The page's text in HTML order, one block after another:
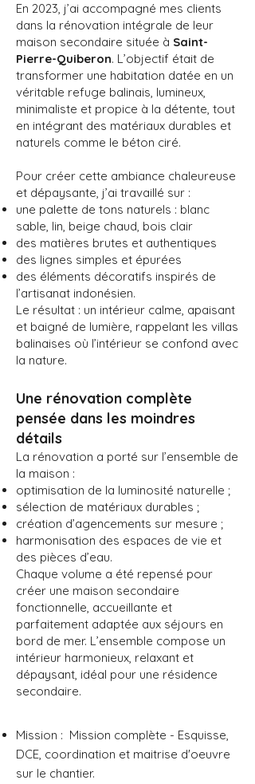
En 2023, j’ai accompagné mes clients
dans la rénovation intégrale de leur
maison secondaire située à Saint-
Pierre-Quiberon. L’objectif était de
transformer une habitation datée en un
véritable refuge balinais, lumineux,
minimaliste et propice à la détente, tout
en intégrant des matériaux durables et
naturels comme le béton ciré.
Pour créer cette ambiance chaleureuse
et dépaysante, j’ai travaillé sur :
une palette de tons naturels : blanc
sable, lin, beige chaud, bois clair
des matières brutes et authentiques
des lignes simples et épurées
des éléments décoratifs inspirés de
l’artisanat indonésien.
Le résultat : un intérieur calme, apaisant
et baigné de lumière, rappelant les villas
balinaises où l’intérieur se confond avec
la nature.
Une rénovation complète
pensée dans les moindres
détails
La rénovation a porté sur l’ensemble de
la maison :​
optimisation de la luminosité naturelle ;
sélection de matériaux durables ;
création d’agencements sur mesure ;
harmonisation des espaces de vie et
des pièces d’eau.
Chaque volume a été repensé pour
créer une maison secondaire
fonctionnelle, accueillante et
parfaitement adaptée aux séjours en
bord de mer. L’ensemble compose un
intérieur harmonieux, relaxant et
dépaysant, idéal pour une résidence
secondaire.
Mission : Mission complète - Esquisse,
DCE, coordination et maitrise d'oeuvre
sur le chantier.